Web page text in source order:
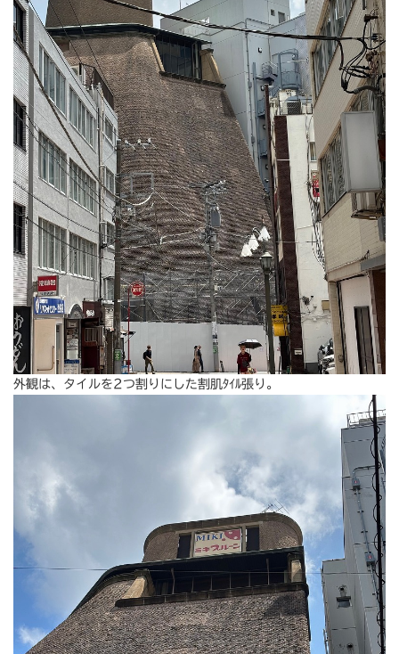
外観は、タイルを2つ割りにした割肌ﾀｲﾙ張り。